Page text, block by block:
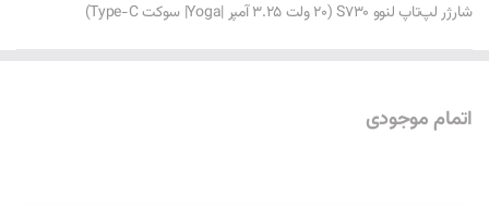
شارژر لپ‌تاپ لنوو S730 (20 ولت 3.25 آمپر |Yoga| سوکت Type-C)
اتمام موجودی